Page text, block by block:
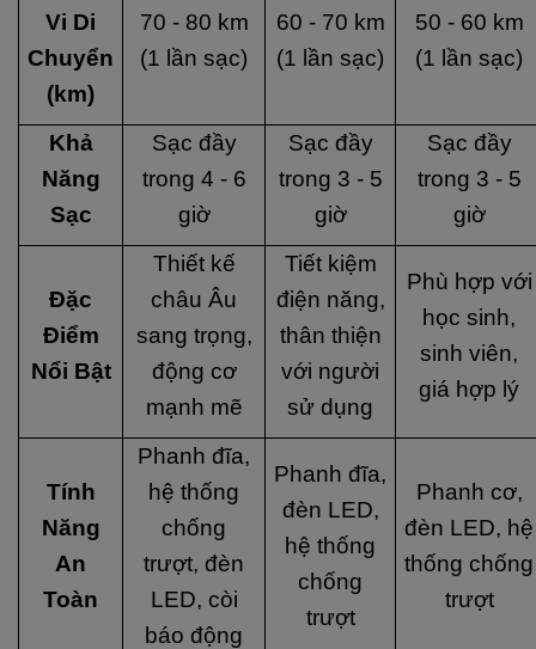
Vi Di
Chuyển
(km)
70 - 80 km
(1 lần sạc)
60 - 70 km
(1 lần sạc)
50 - 60 km
(1 lần sạc)
Khả
Năng
Sạc
Sạc đầy
trong 4 - 6
giờ
Sạc đầy
trong 3 - 5
giờ
Sạc đầy
trong 3 - 5
giờ
Đặc
Điểm
Nổi Bật
Thiết kế
châu Âu
sang trọng,
động cơ
mạnh mẽ
Tiết kiệm
điện năng,
thân thiện
với người
sử dụng
Phù hợp với
học sinh,
sinh viên,
giá hợp lý
Tính
Năng
An
Toàn
Phanh đĩa,
hệ thống
chống
trượt, đèn
LED, còi
báo động
Phanh đĩa,
đèn LED,
hệ thống
chống
trượt
Phanh cơ,
đèn LED, hệ
thống chống
trượt